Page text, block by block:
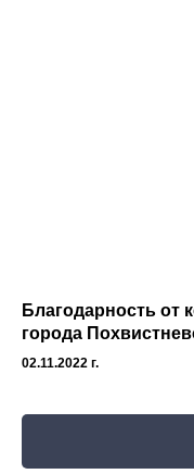
Благодарность от
города
02.11.2022 г.